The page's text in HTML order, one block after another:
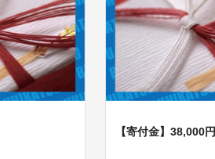
【寄付金】38,000円